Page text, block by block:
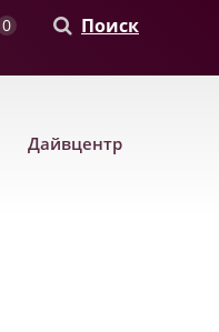
0 Поиск
Дайвцентр